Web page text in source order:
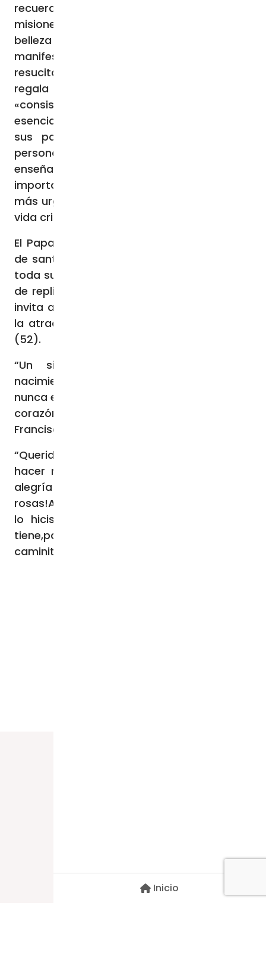
recuerda que el anuncio de una Iglesia
misionera se centra en lo esencial: «la
belleza del amor salvífico de Dios
manifestado en Jesucristo muerto y
resucitado» (47), y el aporte especifico que
regala Teresita, “doctora de la síntesis”:
«consiste en llevarnos al centro, a lo que es
esencial, a lo que es indispensable. Ella, con
sus palabras y con su propio proceso
personal, muestra que, si bien todas las
enseñanzas y normas de la Iglesia tienen su
importancia, su valor, su luz, algunas son
más urgentes y más estructurantes para la
vida cristiana» (49).
El Papa Francisco afirma que la actualidad
de santa Teresa del Niño Jesús perdura en
toda su «pequeña grandeza: …En un tiempo
de repliegues y de cerrazones, Teresita nos
invita a la salida misionera, cautivados por
la atracción de Jesucristo y del Evangelio»
(52).
“Un siglo y medio después de su
nacimiento, Teresita está más viva que
nunca en medio de la Iglesia peregrina, en el
corazón del Pueblo de Dios” (53), dice
Francisco finzalizando con la oración:
“Querida santa Teresita,la Iglesia necesita
hacer resplandecerel color, el perfume, la
alegría del Evangelio.¡Mándanos tus
rosas!Ayúdanos a confiar siempre,como tú
lo hiciste,en el gran amor que Dios nos
tiene,para que podamos imitar cada díatu
caminito de santidad. Amén.”
Inicio